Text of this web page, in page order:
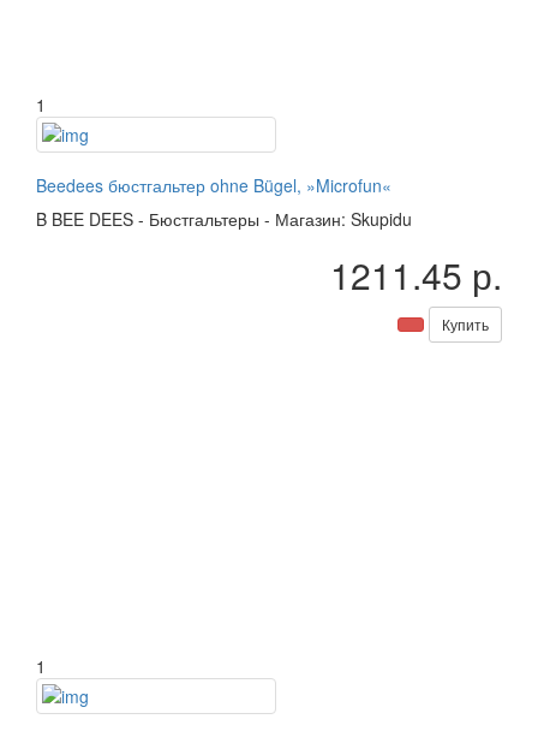
1
Beedees бюстгальтер ohne Bügel, »Microfun«
B BEE DEES - Бюстгальтеры - Магазин: Skupidu
1211.45 р.
Купить
1